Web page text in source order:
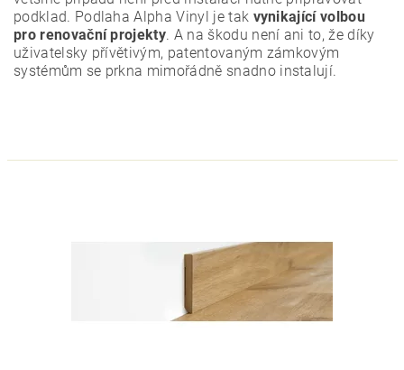
podklad. Podlaha Alpha Vinyl je tak vynikající volbou
pro renovační projekty. A na škodu není ani to, že díky
uživatelsky přívětivým, patentovaným zámkovým
systémům se prkna mimořádně snadno instalují.